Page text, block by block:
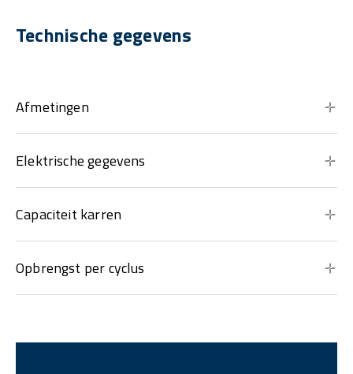
Technische gegevens
Afmetingen
Elektrische gegevens
Capaciteit karren
Opbrengst per cyclus